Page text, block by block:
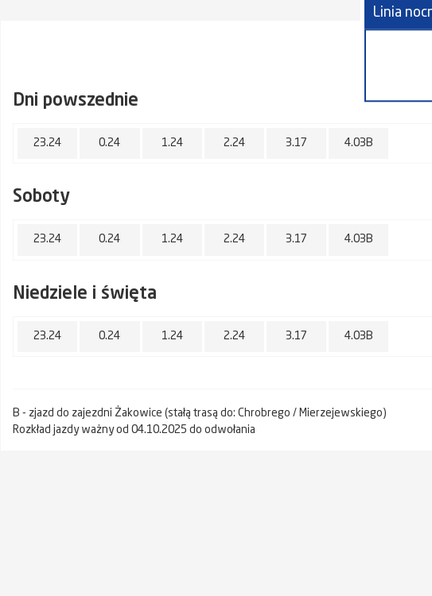
Linia
Dni powszednie
23.24 0.24 1.24 2.24 3.17 4.03B
Soboty
23.24 0.24 1.24 2.24 3.17 4.03B
Niedziele i święta
23.24 0.24 1.24 2.24 3.17 4.03B
B - zjazd do zajezdni Żakowice (stałą trasą do: Chrobrego / Mierzejewskiego)
Rozkład jazdy ważny od 04.10.2025 do odwołania